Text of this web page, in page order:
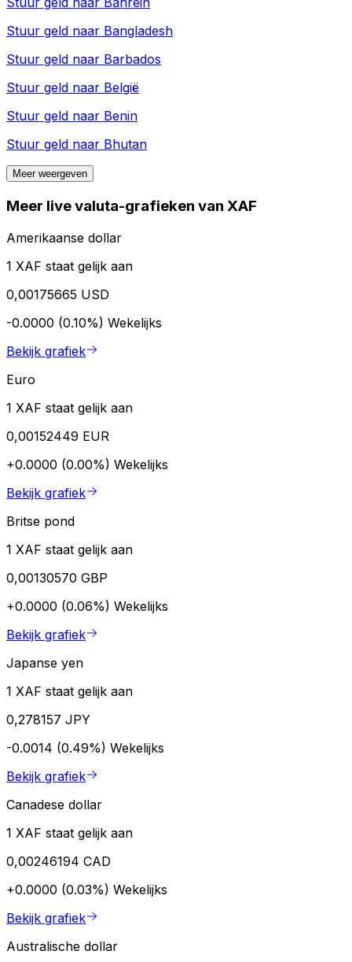
Stuur geld naar Bangladesh
Stuur geld naar Barbados
Stuur geld naar België
Stuur geld naar Benin
Stuur geld naar Bhutan
Meer weergeven
Meer live valuta-grafieken van XAF
Amerikaanse dollar
1 XAF staat gelijk aan
0,00175665 USD
-0.0000 (0.10%) Wekelijks
Bekijk grafiek
Euro
1 XAF staat gelijk aan
0,00152449 EUR
+0.0000 (0.00%) Wekelijks
Bekijk grafiek
Britse pond
1 XAF staat gelijk aan
0,00130570 GBP
+0.0000 (0.06%) Wekelijks
Bekijk grafiek
Japanse yen
1 XAF staat gelijk aan
0,278157 JPY
-0.0014 (0.49%) Wekelijks
Bekijk grafiek
Canadese dollar
1 XAF staat gelijk aan
0,00246194 CAD
+0.0000 (0.03%) Wekelijks
Bekijk grafiek
Australische dollar